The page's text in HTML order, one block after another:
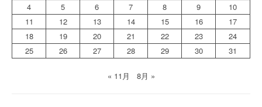
4
5 6 7 8 9
10
11
12 13 14 15 16
17
18
19 20 21 22 23
24
25
26 27 28 29 30 31
« 11月 8月 »